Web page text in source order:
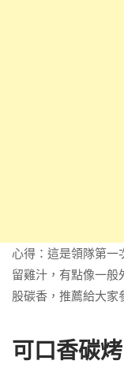
心得：這是領隊第一
留雞汁，有點像一般
股碳香，推薦給大家
可口香碳